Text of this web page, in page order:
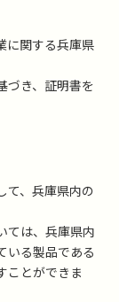
に関する兵庫県
づき、証明書を
て、兵庫県内の
ては、兵庫県内
いる製品である
ことができま